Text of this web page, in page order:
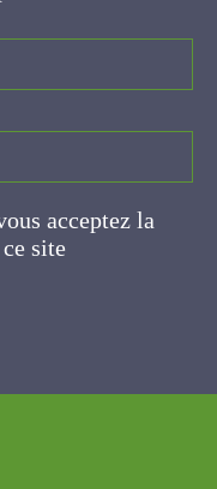
acceptez la
ce site